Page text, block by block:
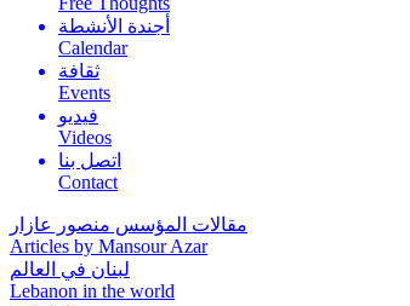
أجندة الأنشطة
Calendar
ثقافة
Events
فيديو
Videos
اتصل بنا
Contact
مقالات المؤسس منصور عازار
Articles by Mansour Azar
لبنان في العالم
Lebanon in the world